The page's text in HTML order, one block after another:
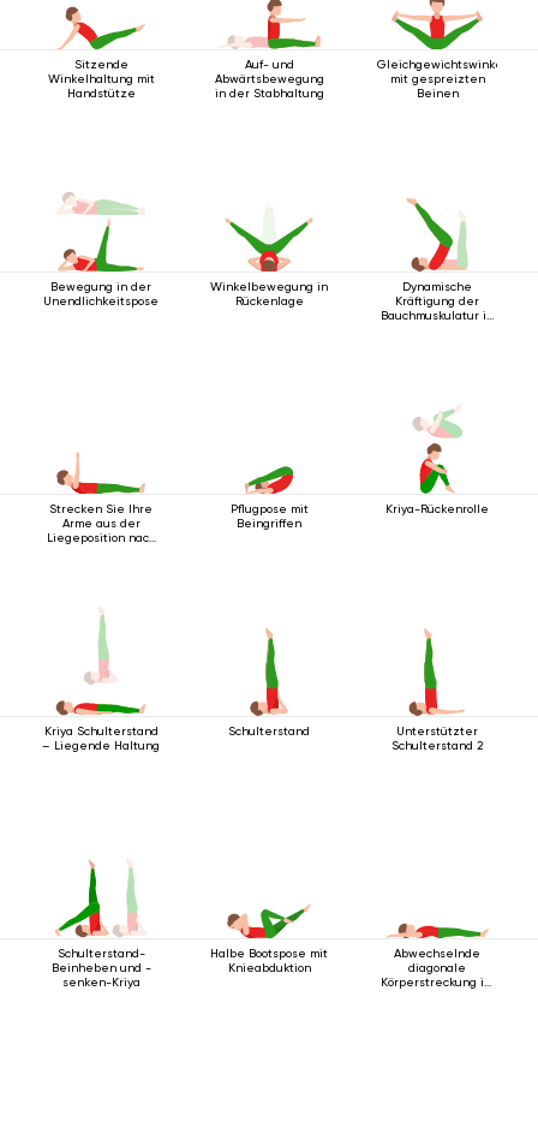
Sitzende
Winkelhaltung mit
Handstütze
Auf- und
Abwärtsbewegung
in der Stabhaltung
mit gespreizten
Beinen
Bewegung in der
Unendlichkeitspose
Winkelbewegung in
Rückenlage
Dynamische
Kräftigung der
Bauchmuskulatur in
Strecken Sie Ihre
Arme aus der
Liegeposition nach
Pflugpose mit
Beingriffen
Kriya-Rückenrolle
Kriya Schulterstand
– Liegende Haltung
Schulterstand
Unterstützter
Schulterstand 2
Schulterstand-
Beinheben und -
senken-Kriya
Halbe Bootspose mit
Knieabduktion
Abwechselnde
diagonale
Körperstreckung im